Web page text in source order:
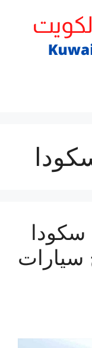
سكودا
سيارات